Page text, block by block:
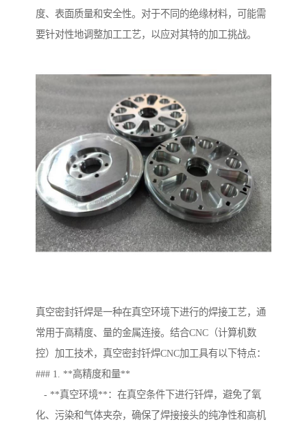
度、表面质量和安全性。对于不同的绝缘材料，可能需
要针对性地调整加工工艺，以应对其特的加工挑战。
真空密封钎焊是一种在真空环境下进行的焊接工艺，通
常用于高精度、量的金属连接。结合CNC（计算机数
控）加工技术，真空密封钎焊CNC加工具有以下特点：
### 1. **高精度和量**
- **真空环境**：在真空条件下进行钎焊，避免了氧
化、污染和气体夹杂，确保了焊接接头的纯净性和高机